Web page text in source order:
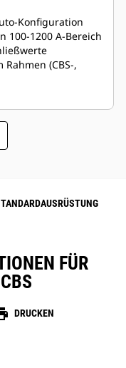
Konfiguration
100-1200 A-Bereich
(CBS-,
FÜR
DRUCKEN